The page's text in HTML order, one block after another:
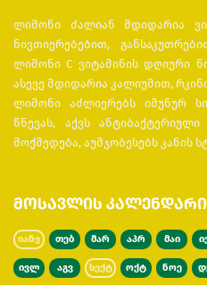
ლიმონი ძალიან მდიდარია
ნივთიერებებით,
ლიმონი C ვიტამინის დღიური
ასევე მდიდარია კალიუმით,
ლიმონი აძლიერებს იმუნურ
წნევას, აქვს
მოქმედება, აუმჯობესებს კანის
მოსავლის კალენდარი
იანვ თებ მარ აპრ მაი
ივლ აგვ სექტ ოქტ ნოე